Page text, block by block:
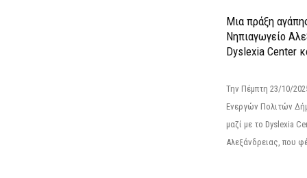
Μια πράξη
Νηπιαγωγείο
Dyslexia Center
Την Πέμπτη 23/10/
Ενεργών Πολιτών
μαζί με το Dyslexia
Αλεξάνδρειας, που